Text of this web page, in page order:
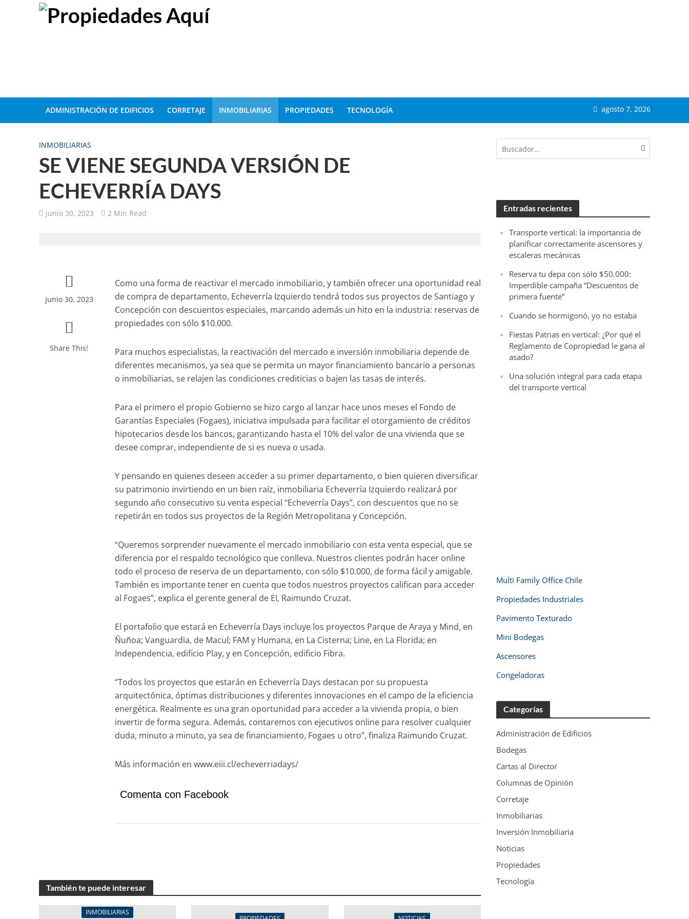
ADMINISTRACIÓN DE EDIFICIOS CORRETAJE INMOBILIARIAS PROPIEDADES TECNOLOGÍA agosto 7, 2026
INMOBILIARIAS
SE VIENE SEGUNDA VERSIÓN DE
ECHEVERRÍA DAYS
junio 30, 2023 2 Min Read
junio 30, 2023
Share This!
Como una forma de reactivar el mercado inmobiliario, y también ofrecer una oportunidad real
de compra de departamento, Echeverría Izquierdo tendrá todos sus proyectos de Santiago y
Concepción con descuentos especiales, marcando además un hito en la industria: reservas de
propiedades con sólo $10.000.
Para muchos especialistas, la reactivación del mercado e inversión inmobiliaria depende de
diferentes mecanismos, ya sea que se permita un mayor financiamiento bancario a personas
o inmobiliarias, se relajen las condiciones crediticias o bajen las tasas de interés.
Para el primero el propio Gobierno se hizo cargo al lanzar hace unos meses el Fondo de
Garantías Especiales (Fogaes), iniciativa impulsada para facilitar el otorgamiento de créditos
hipotecarios desde los bancos, garantizando hasta el 10% del valor de una vivienda que se
desee comprar, independiente de si es nueva o usada.
Y pensando en quienes deseen acceder a su primer departamento, o bien quieren diversificar
su patrimonio invirtiendo en un bien raíz, inmobiliaria Echeverría Izquierdo realizará por
segundo año consecutivo su venta especial “Echeverría Days”, con descuentos que no se
repetirán en todos sus proyectos de la Región Metropolitana y Concepción.
“Queremos sorprender nuevamente el mercado inmobiliario con esta venta especial, que se
diferencia por el respaldo tecnológico que conlleva. Nuestros clientes podrán hacer online
todo el proceso de reserva de un departamento, con sólo $10.000, de forma fácil y amigable.
También es importante tener en cuenta que todos nuestros proyectos califican para acceder
al Fogaes”, explica el gerente general de EI, Raimundo Cruzat.
El portafolio que estará en Echeverría Days incluye los proyectos Parque de Araya y Mind, en
Ñuñoa; Vanguardia, de Macul; FAM y Humana, en La Cisterna; Line, en La Florida; en
Independencia, edificio Play, y en Concepción, edificio Fibra.
“Todos los proyectos que estarán en Echeverría Days destacan por su propuesta
arquitectónica, óptimas distribuciones y diferentes innovaciones en el campo de la eficiencia
energética. Realmente es una gran oportunidad para acceder a la vivienda propia, o bien
invertir de forma segura. Además, contaremos con ejecutivos online para resolver cualquier
duda, minuto a minuto, ya sea de financiamiento, Fogaes u otro”, finaliza Raimundo Cruzat.
Más información en www.eiii.cl/echeverriadays/
Comenta con Facebook
También te puede interesar
INMOBILIARIAS
Entradas recientes
Transporte vertical: la importancia de
planificar correctamente ascensores y
escaleras mecánicas
Reserva tu depa con sólo $50.000:
Imperdible campaña “Descuentos de
primera fuente”
Cuando se hormigonó, yo no estaba
Fiestas Patrias en vertical: ¿Por qué el
Reglamento de Copropiedad le gana al
asado?
Una solución integral para cada etapa
del transporte vertical
Multi Family Office Chile
Propiedades Industriales
Pavimento Texturado
Mini Bodegas
Ascensores
Congeladoras
Categorías
Administración de Edificios
Bodegas
Cartas al Director
Columnas de Opinión
Corretaje
Inmobiliarias
Inversión Inmobiliaria
Noticias
Propiedades
Tecnología